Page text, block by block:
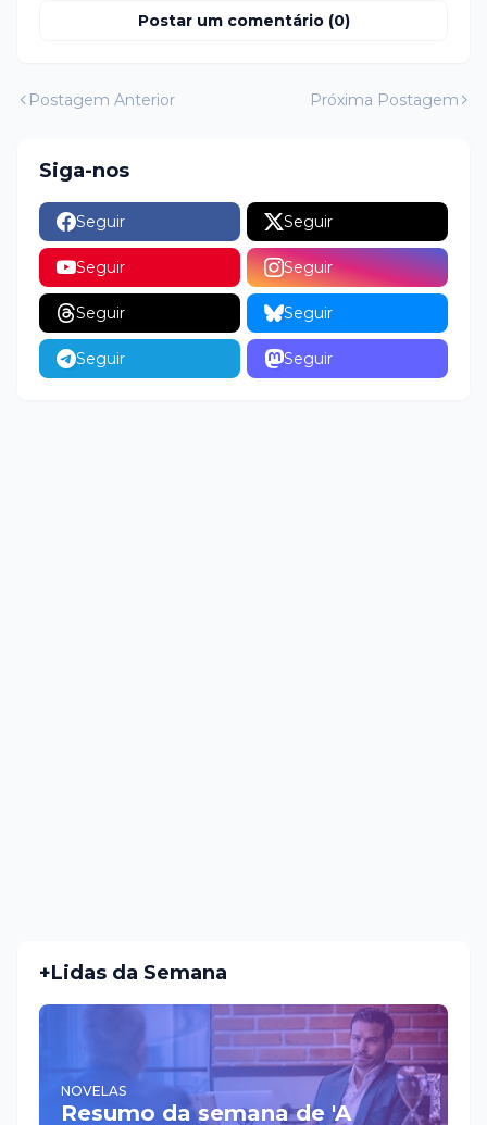
Postar um comentário (0)
Postagem Anterior Próxima Postagem
Siga-nos
Seguir Seguir
Seguir Seguir
Seguir Seguir
Seguir Seguir
+Lidas da Semana
NOVELAS
Resumo da semana de 'A